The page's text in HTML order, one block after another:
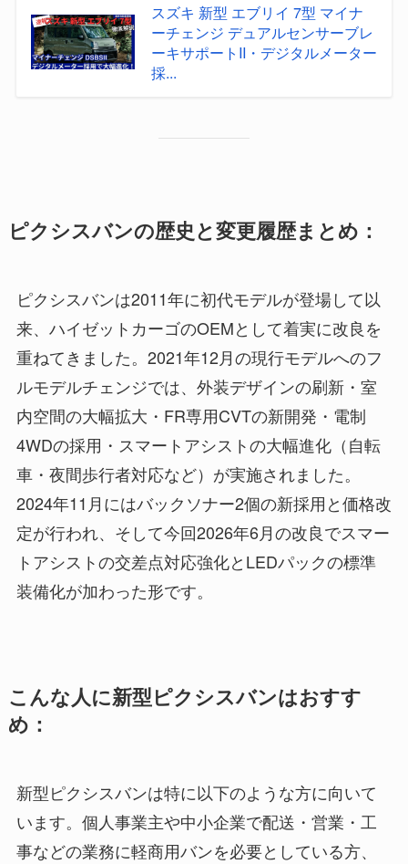
スズキ 新型 エブリイ 7型 マイナ
ーチェンジ デュアルセンサーブレ
ーキサポートII・デジタルメーター
採...
ピクシスバンの歴史と変更履歴まとめ：
ピクシスバンは2011年に初代モデルが登場して以
来、ハイゼットカーゴのOEMとして着実に改良を
重ねてきました。2021年12月の現行モデルへのフ
ルモデルチェンジでは、外装デザインの刷新・室
内空間の大幅拡大・FR専用CVTの新開発・電制
4WDの採用・スマートアシストの大幅進化（自転
車・夜間歩行者対応など）が実施されました。
2024年11月にはバックソナー2個の新採用と価格改
定が行われ、そして今回2026年6月の改良でスマー
トアシストの交差点対応強化とLEDパックの標準
装備化が加わった形です。
こんな人に新型ピクシスバンはおすす
め：
新型ピクシスバンは特に以下のような方に向いて
います。個人事業主や中小企業で配送・営業・工
事などの業務に軽商用バンを必要としている方、